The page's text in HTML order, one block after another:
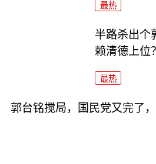
最热
半路杀出个
赖清德上位？
最热
郭台铭搅局，国民党又完了